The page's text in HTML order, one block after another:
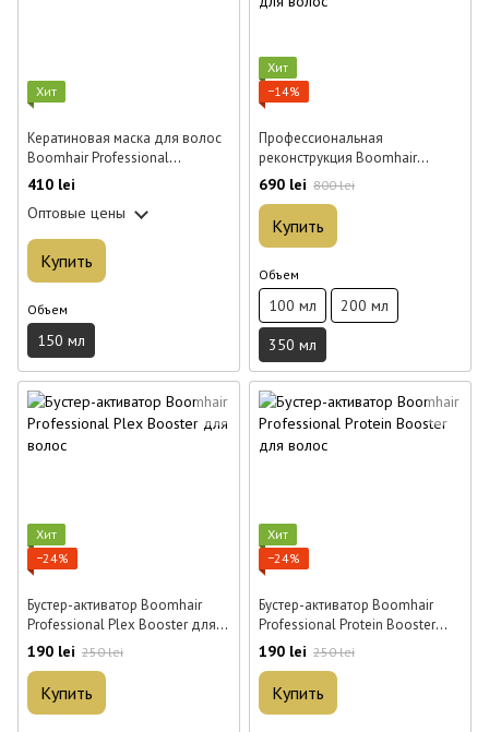
Хит
Кератиновая маска для волос
Boomhair Professional
ChocoBoom Liquid Mask 150 мл
410 lei
Оптовые цены
Купить
Объем
150 мл
Хит
−14%
Профессиональная
реконструкция Boomhair
Professional Silk Treatment для
690 lei 800 lei
Купить
Объем
100 мл
200 мл
350 мл
Хит
−24%
Бустер-активатор Boomhair
Professional Plex Booster для
волос 30 мл
190 lei 250 lei
Купить
Хит
−24%
Бустер-активатор Boomhair
Professional Protein Booster
для волос 30 мл
190 lei 250 lei
Купить